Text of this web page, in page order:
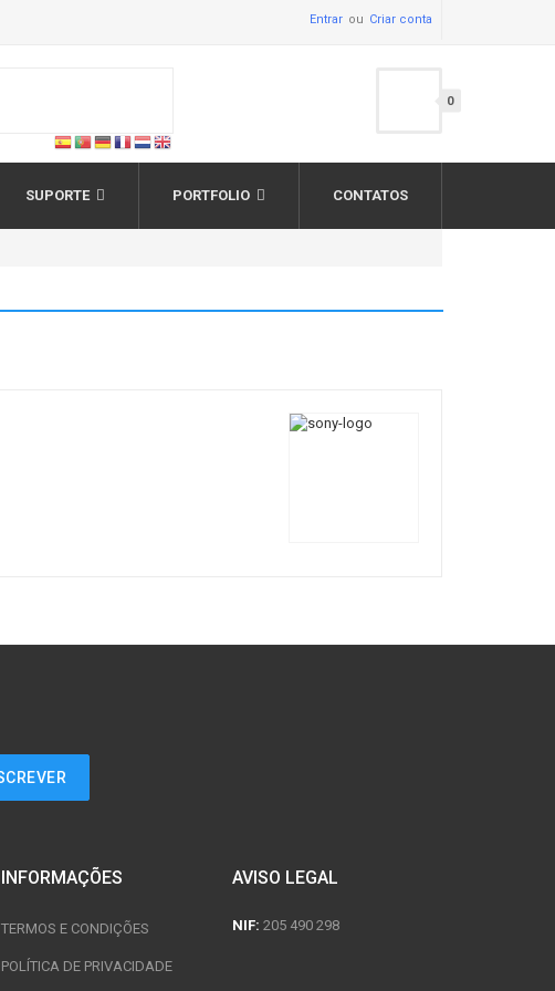
Entrar Criar conta
0
SUPORTE PORTFOLIO CONTATOS
INFORMAÇÕES
TERMOS E CONDIÇÕES
POLÍTICA DE PRIVACIDADE
AVISO LEGAL
NIF: 205 490 298